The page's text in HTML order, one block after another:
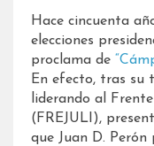
Hace cincuenta
elecciones
proclama de
En efecto, tras su
liderando al
(FREJULI),
que Juan D.